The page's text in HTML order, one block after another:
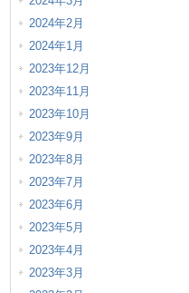
2024年2月
2024年1月
2023年12月
2023年11月
2023年10月
2023年9月
2023年8月
2023年7月
2023年6月
2023年5月
2023年4月
2023年3月